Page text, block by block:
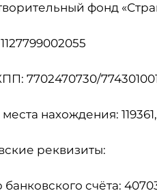
фонд
7702470730/
нахождения:
реквизиты:
счёта: